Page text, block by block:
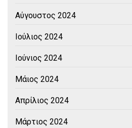
Αύγουστος 2024
Ιούλιος 2024
Ιούνιος 2024
Μάιος 2024
Απρίλιος 2024
Μάρτιος 2024